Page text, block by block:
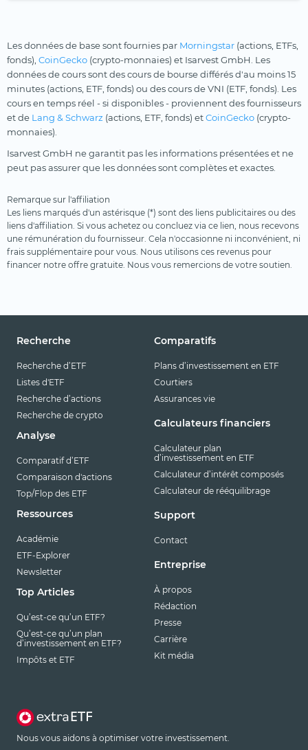
Les données de base sont fournies par Morningstar (actions, ETFs,
fonds), CoinGecko (crypto-monnaies) et Isarvest GmbH. Les
données de cours sont des cours de bourse différés d'au moins 15
minutes (actions, ETF, fonds) ou des cours de VNI (ETF, fonds). Les
cours en temps réel - si disponibles - proviennent des fournisseurs
et de Lang & Schwarz (actions, ETF, fonds) etCoinGecko (crypto-
monnaies).
Isarvest GmbH ne garantit pas les informations présentées et ne
peut pas assurer que les données sont complètes et exactes.
Remarque sur l'affiliation
Les liens marqués d'un astérisque (*) sont des liens publicitaires ou des
liens d'affiliation. Si vous achetez ou concluez via ce lien, nous recevons
une rémunération du fournisseur. Cela n'occasionne ni inconvénient, ni
frais supplémentaire pour vous. Nous utilisons ces revenus pour
financer notre offre gratuite. Nous vous remercions de votre soutien.
Recherche
Recherche d’ETF
Listes d'ETF
Recherche d’actions
Recherche de crypto
Analyse
Comparatif d’ETF
Comparaison d'actions
Top/Flop des ETF
Ressources
Académie
ETF-Explorer
Newsletter
Top Articles
Qu’est-ce qu’un ETF?
Qu’est-ce qu’un plan
d’investissement en ETF?
Impôts et ETF
Comparatifs
Plans d’investissement en ETF
Courtiers
Assurances vie
Calculateurs financiers
Calculateur plan
d’investissement en ETF
Calculateur d’intérêt composés
Calculateur de rééquilibrage
Support
Contact
Entreprise
À propos
Rédaction
Presse
Carrière
Kit média
Nous vous aidons à optimiser votre investissement.